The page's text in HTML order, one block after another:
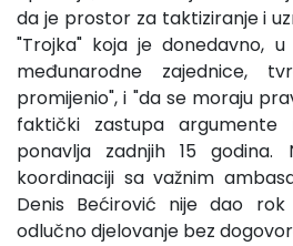
da je prostor za taktiziranje i
"Trojka" koja je donedavno,
međunarodne zajednice,
promijenio", i "da se moraju
faktički zastupa
ponavlja zadnjih 15
koordinaciji sa važnim
Denis Bećirović nije dao
odlučno djelovanje bez